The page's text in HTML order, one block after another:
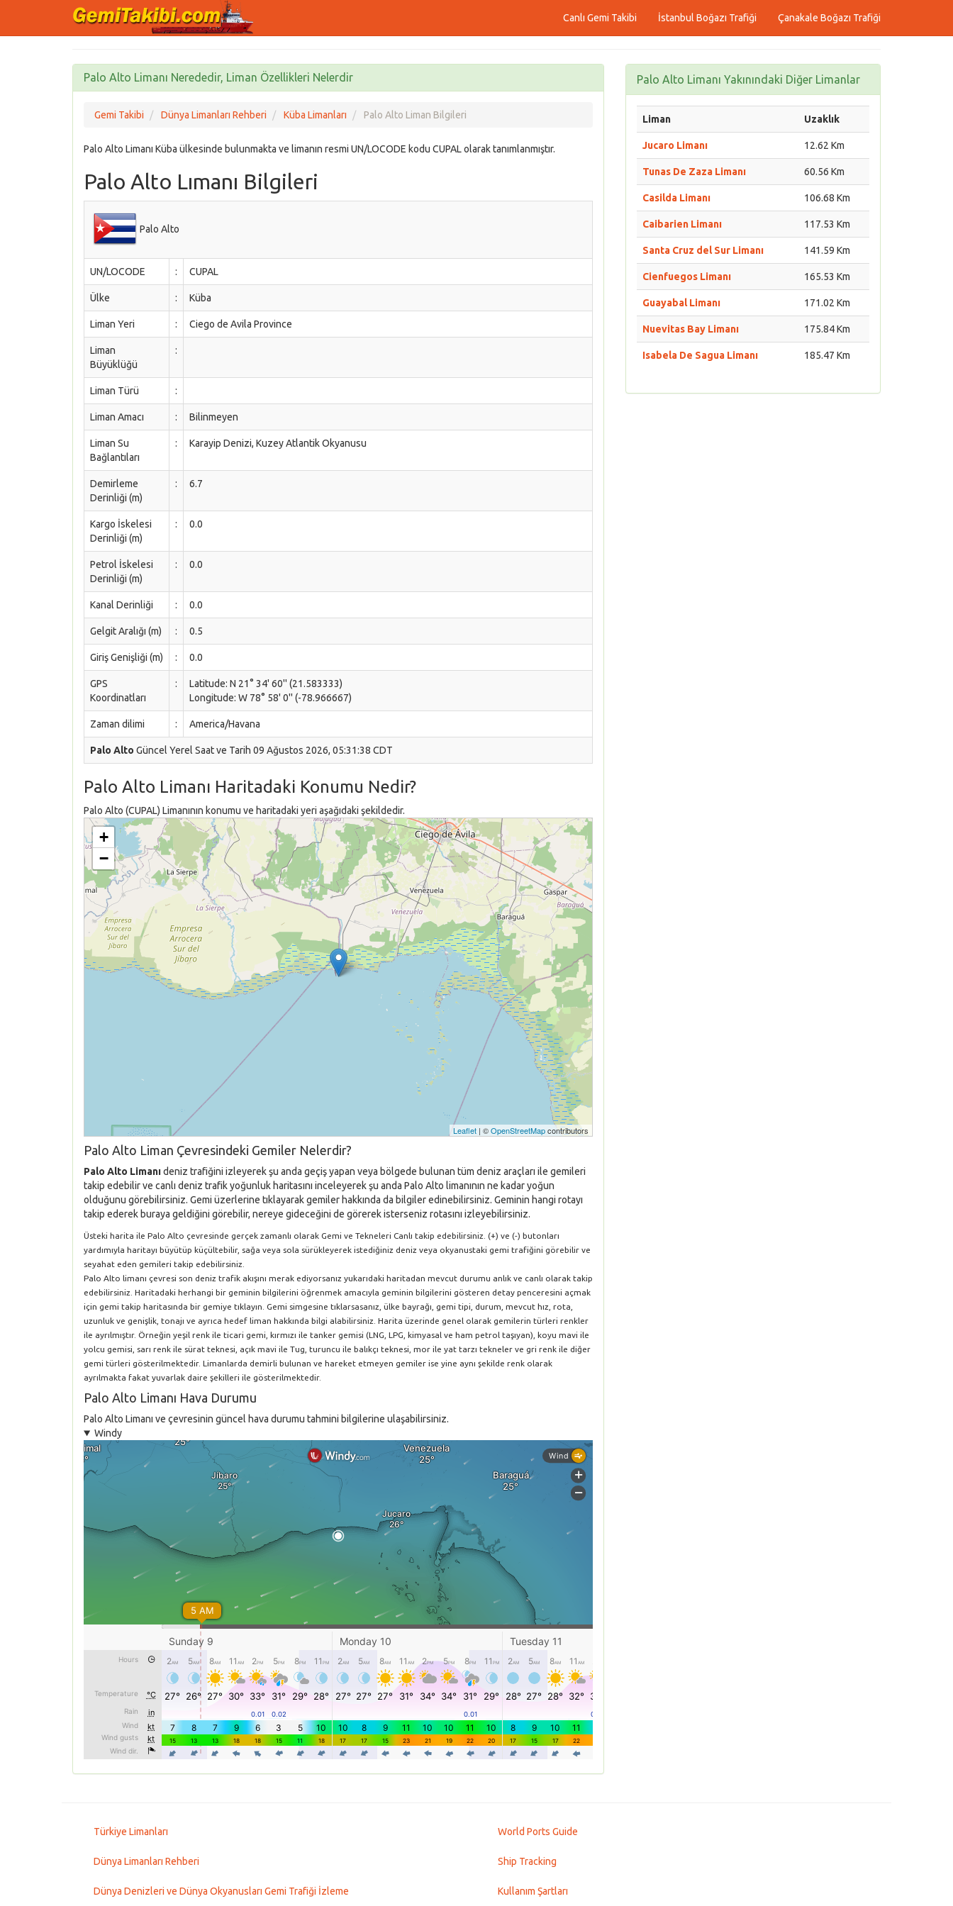
Canlı Gemi Takibi İstanbul Boğazı Trafiği Çanakale Boğazı Trafiği
Palo Alto Limanı Nerededir, Liman Özellikleri Nelerdir
Gemi Takibi Dünya Limanları Rehberi Küba Limanları Palo Alto Liman Bilgileri
Palo Alto Limanı Küba ülkesinde bulunmakta ve limanın resmi UN/LOCODE kodu CUPAL olarak tanımlanmıştır.
Palo Alto Lımanı Bilgileri
Palo Alto
UN/LOCODE : CUPAL
Ülke : Küba
Liman Yeri : Ciego de Avila Province
Liman
Büyüklüğü
:
Liman Türü :
Liman Amacı : Bilinmeyen
Liman Su
Bağlantıları
: Karayip Denizi, Kuzey Atlantik Okyanusu
Demirleme
Derinliği (m)
: 6.7
Kargo İskelesi
Derinliği (m)
: 0.0
Petrol İskelesi
Derinliği (m)
: 0.0
Kanal Derinliği : 0.0
Gelgit Aralığı (m) : 0.5
Giriş Genişliği (m) : 0.0
GPS
Koordinatları
:
Latitude: N 21° 34' 60'' (21.583333)
Longitude: W 78° 58' 0'' (-78.966667)
Zaman dilimi : America/Havana
Palo Alto Güncel Yerel Saat ve Tarih 09 Ağustos 2026, 05:31:38 CDT
Palo Alto Limanı Haritadaki Konumu Nedir?
Palo Alto (CUPAL) Limanının konumu ve haritadaki yeri aşağıdaki şekildedir.
+
−
Leaflet | ©OpenStreetMapcontributors
Palo Alto Liman Çevresindeki Gemiler Nelerdir?
Palo Alto Limanıdeniz trafiğini izleyerek şu anda geçiş yapan veya bölgede bulunan tüm deniz araçları ile gemileri
takip edebilir ve canlı deniz trafik yoğunluk haritasını inceleyerek şu anda Palo Alto limanının ne kadar yoğun
olduğunu görebilirsiniz. Gemi üzerlerine tıklayarak gemiler hakkında da bilgiler edinebilirsiniz. Geminin hangi rotayı
takip ederek buraya geldiğini görebilir, nereye gideceğini de görerek isterseniz rotasını izleyebilirsiniz.
Üsteki harita ile Palo Alto çevresinde gerçek zamanlı olarak Gemi ve Tekneleri Canlı takip edebilirsiniz. (+) ve (-) butonları
yardımıyla haritayı büyütüp küçültebilir, sağa veya sola sürükleyerek istediğiniz deniz veya okyanustaki gemi trafiğini görebilir ve
seyahat eden gemileri takip edebilirsiniz.
Palo Alto limanı çevresi son deniz trafik akışını merak ediyorsanız yukarıdaki haritadan mevcut durumu anlık ve canlı olarak takip
edebilirsiniz. Haritadaki herhangi bir geminin bilgilerini öğrenmek amacıyla geminin bilgilerini gösteren detay penceresini açmak
için gemi takip haritasında bir gemiye tıklayın. Gemi simgesine tıklarsasanız, ülke bayrağı, gemi tipi, durum, mevcut hız, rota,
uzunluk ve genişlik, tonajı ve ayrıca hedef liman hakkında bilgi alabilirsiniz. Harita üzerinde genel olarak gemilerin türleri renkler
ile ayrılmıştır. Örneğin yeşil renk ile ticari gemi, kırmızı ile tanker gemisi (LNG, LPG, kimyasal ve ham petrol taşıyan), koyu mavi ile
yolcu gemisi, sarı renk ile sürat teknesi, açık mavi ile Tug, turuncu ile balıkçı teknesi, mor ile yat tarzı tekneler ve gri renk ile diğer
gemi türleri gösterilmektedir. Limanlarda demirli bulunan ve hareket etmeyen gemiler ise yine aynı şekilde renk olarak
ayrılmakta fakat yuvarlak daire şekilleri ile gösterilmektedir.
Palo Alto Limanı Hava Durumu
Palo Alto Limanı ve çevresinin güncel hava durumu tahmini bilgilerine ulaşabilirsiniz.
Windy
Palo Alto Limanı Yakınındaki Diğer Limanlar
Liman Uzaklık
Jucaro Limanı 12.62 Km
Tunas De Zaza Limanı 60.56 Km
Casilda Limanı 106.68 Km
Caibarien Limanı 117.53 Km
Santa Cruz del Sur Limanı 141.59 Km
Cienfuegos Limanı 165.53 Km
Guayabal Limanı 171.02 Km
Nuevitas Bay Limanı 175.84 Km
Isabela De Sagua Limanı 185.47 Km
Türkiye Limanları
Dünya Limanları Rehberi
Dünya Denizleri ve Dünya Okyanusları Gemi Trafiği İzleme
World Ports Guide
Ship Tracking
Kullanım Şartları